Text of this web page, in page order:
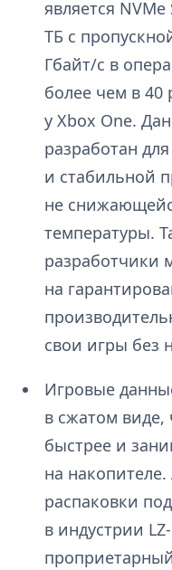
является
ТБ с
Гбайт/с в
более чем в
у Xbox One.
разработан
и стабильной
не
температуры.
разработчики
на
свои игры без
Игровые
в сжатом виде,
быстрее и
на
распаковки
в индустрии